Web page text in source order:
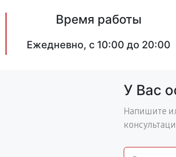
Время работы
Ежедневно, с 10:00 до 20:00
У Вас
Напишите